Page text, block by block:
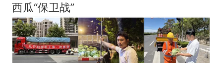
西瓜“保卫战”